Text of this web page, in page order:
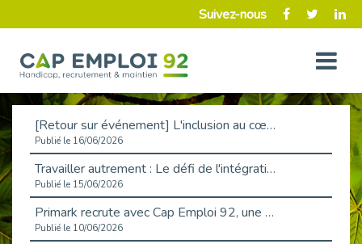
Suivez-nous
[Retour sur événement] L'inclusion au cœur de la Place de l'Emploi à La Défense !
Publié le 16/06/2026
Travailler autrement : Le défi de l'intégration des maladies chroniques en entreprise
Publié le 15/06/2026
Primark recrute avec Cap Emploi 92, une matinée couronnée de succès !
Publié le 10/06/2026